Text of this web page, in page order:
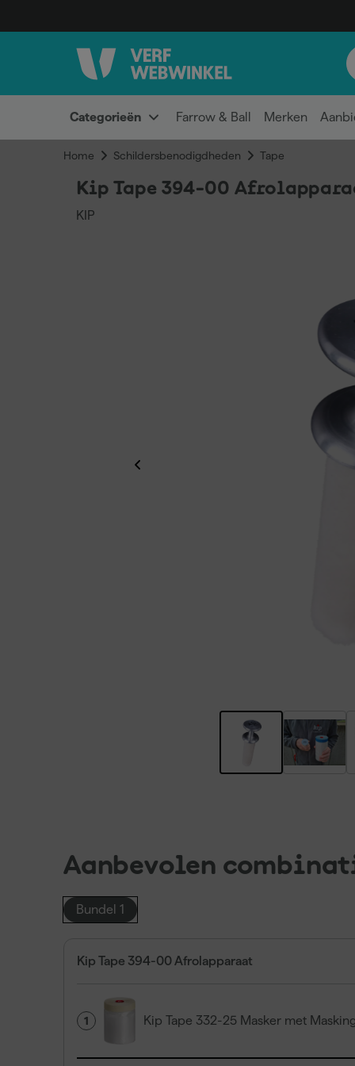
Categorieën Farrow & Ball Merken
Home Schildersbenodigdheden Tape
Kip Tape 394-00
KIP
Aanbevolen
Bundel 1
Kip Tape 394-00 Afrolapparaat
1 Kip Tape 332-25 Masker met